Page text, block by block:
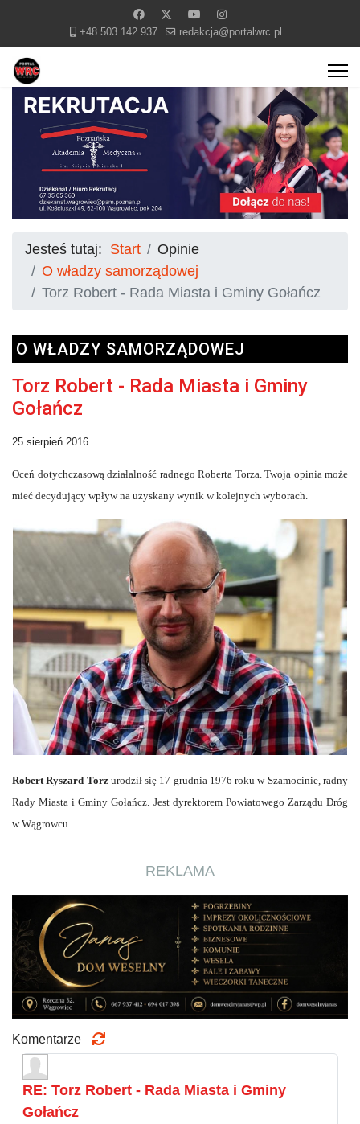
+48 503 142 937 redakcja@portalwrc.pl
Jesteś tutaj: Start
Opinie
O władzy samorządowej
Torz Robert - Rada Miasta i Gminy Gołańcz
O WŁADZY SAMORZĄDOWEJ
Torz Robert - Rada Miasta i Gminy
Gołańcz
25 sierpień 2016
Oceń dotychczasową działalność radnego Roberta Torza. Twoja opinia może
mieć decydujący wpływ na uzyskany wynik w kolejnych wyborach.
Robert Ryszard Torz urodził się 17 grudnia 1976 roku w Szamocinie, radny
Rady Miasta i Gminy Gołańcz. Jest dyrektorem Powiatowego Zarządu Dróg
w Wągrowcu.
REKLAMA
Komentarze
RE: Torz Robert - Rada Miasta i Gminy
Gołańcz